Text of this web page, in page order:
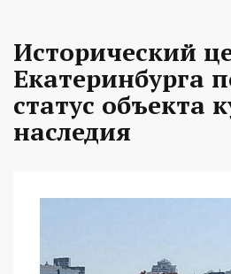
Исторический
Екатеринбурга
статус объекта
наследия